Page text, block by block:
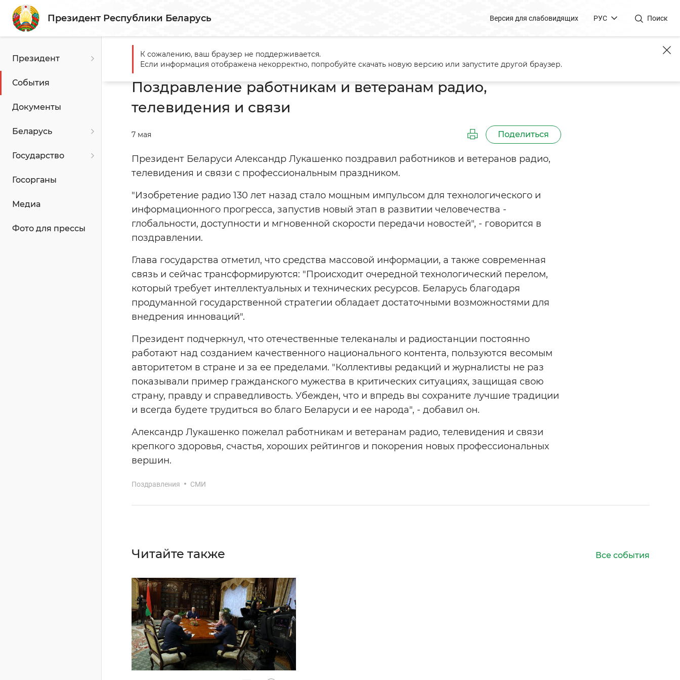
Президент Республики Беларусь Версия для слабовидящих РУС Поиск
Президент
События
Документы
Беларусь
Государство
Госорганы
Медиа
Фото для прессы
Главная События Поздравление работникам и ветеранам радио, телевидения и связи
Поздравление работникам и ветеранам радио,
телевидения и связи
7 мая Поделиться
Президент Беларуси Александр Лукашенко поздравил работников и ветеранов радио,
телевидения и связи с профессиональным праздником.
"Изобретение радио 130 лет назад стало мощным импульсом для технологического и
информационного прогресса, запустив новый этап в развитии человечества -
глобальности, доступности и мгновенной скорости передачи новостей", - говорится в
поздравлении.
Глава государства отметил, что средства массовой информации, а также современная
связь и сейчас трансформируются: "Происходит очередной технологический перелом,
который требует интеллектуальных и технических ресурсов. Беларусь благодаря
продуманной государственной стратегии обладает достаточными возможностями для
внедрения инноваций".
Президент подчеркнул, что отечественные телеканалы и радиостанции постоянно
работают над созданием качественного национального контента, пользуются весомым
авторитетом в стране и за ее пределами. "Коллективы редакций и журналисты не раз
показывали пример гражданского мужества в критических ситуациях, защищая свою
страну, правду и справедливость. Убежден, что и впредь вы сохраните лучшие традиции
и всегда будете трудиться во благо Беларуси и ее народа", - добавил он.
Александр Лукашенко пожелал работникам и ветеранам радио, телевидения и связи
крепкого здоровья, счастья, хороших рейтингов и покорения новых профессиональных
вершин.
Поздравления СМИ
Читайте также Все события
К сожалению, ваш браузер не поддерживается.
Если информация отображена некорректно, попробуйте скачать новую версию или запустите другой браузер.